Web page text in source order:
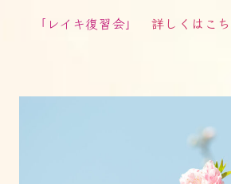
「レイキ復習会」詳しくはこ